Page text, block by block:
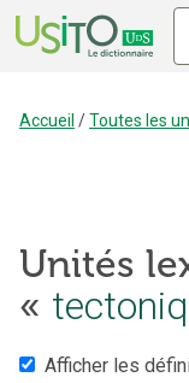
Accueil /Toutes les
Unités
«
Afficher les